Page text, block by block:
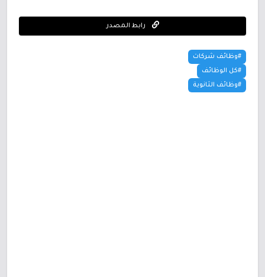
رابط المصدر
#وظائف شركات
#كل الوظائف
#وظائف الثانوية